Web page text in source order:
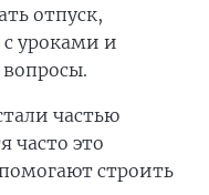
отпуск,
уроками и
частью
часто это
строить